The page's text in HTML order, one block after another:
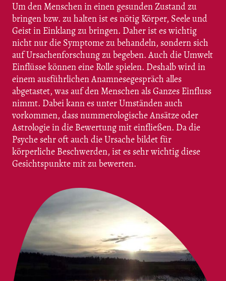
Um den Menschen in einen gesunden Zustand zu
bringen bzw. zu halten ist es nötig Körper, Seele und
Geist in Einklang zu bringen. Daher ist es wichtig
nicht nur die Symptome zu behandeln, sondern sich
auf Ursachenforschung zu begeben. Auch die Umwelt
Einflüsse können eine Rolle spielen. Deshalb wird in
einem ausführlichen Anamnesegespräch alles
abgetastet, was auf den Menschen als Ganzes Einfluss
nimmt. Dabei kann es unter Umständen auch
vorkommen, dass nummerologische Ansätze oder
Astrologie in die Bewertung mit einfließen. Da die
Psyche sehr oft auch die Ursache bildet für
körperliche Beschwerden, ist es sehr wichtig diese
Gesichtspunkte mit zu bewerten.